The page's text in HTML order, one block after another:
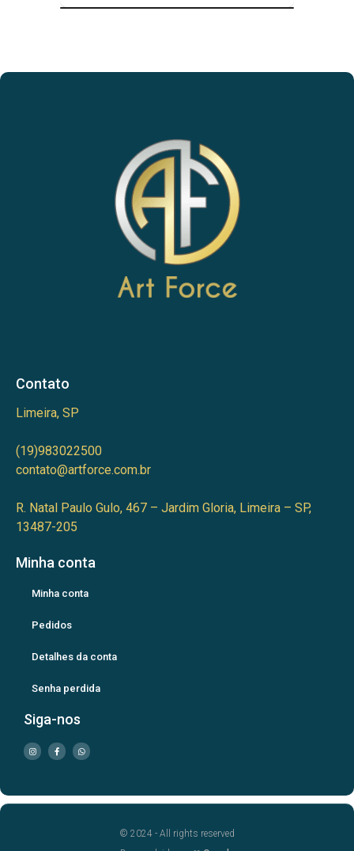
Contato
Limeira, SP
(19)983022500
contato@artforce.com.br
R. Natal Paulo Gulo, 467 – Jardim Gloria, Limeira – SP,
13487-205
Minha conta
Minha conta
Pedidos
Detalhes da conta
Senha perdida
Siga-nos
© 2024 - All rights reserved